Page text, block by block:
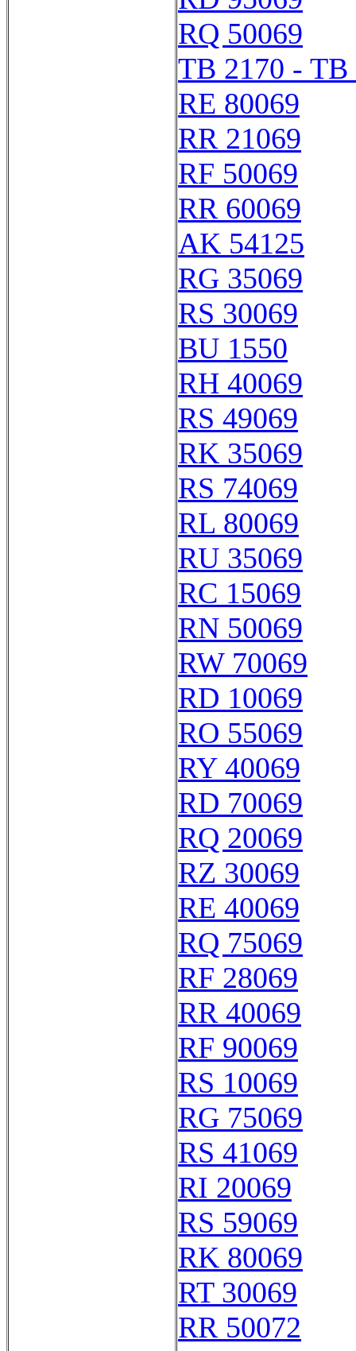
RQ 50069
TB 2170 - TB
RE 80069
RR 21069
RF 50069
RR 60069
AK 54125
RG 35069
RS 30069
BU 1550
RH 40069
RS 49069
RK 35069
RS 74069
RL 80069
RU 35069
RC 15069
RN 50069
RW 70069
RD 10069
RO 55069
RY 40069
RD 70069
RQ 20069
RZ 30069
RE 40069
RQ 75069
RF 28069
RR 40069
RF 90069
RS 10069
RG 75069
RS 41069
RI 20069
RS 59069
RK 80069
RT 30069
RR 50072